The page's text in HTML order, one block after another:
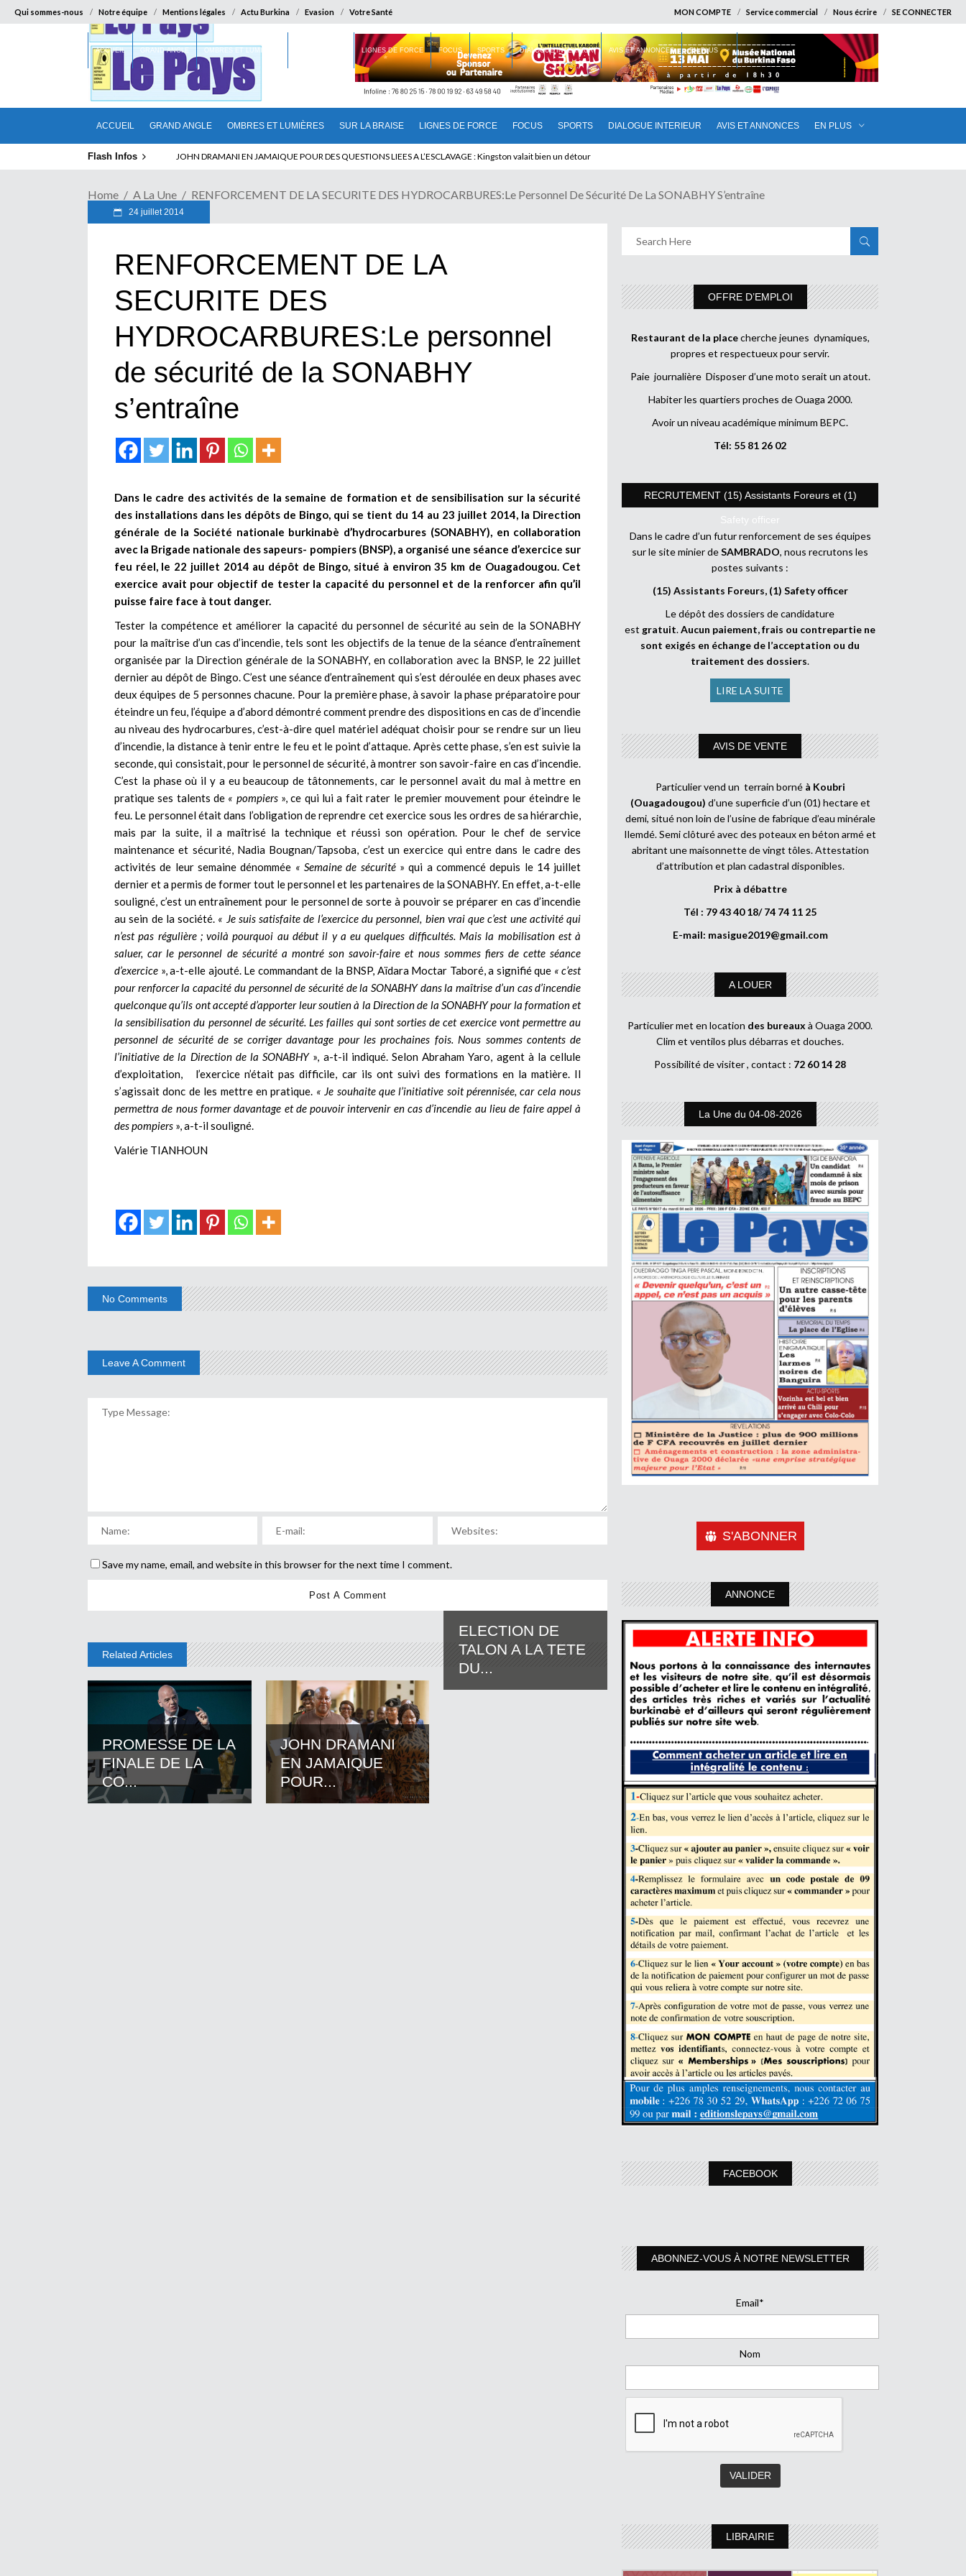
Qui sommes-nous Notre équipe Mentions légales Actu Burkina Evasion Votre Santé MON COMPTE Service commercial Nous écrire SE CONNECTER
ACCUEIL GRAND ANGLE OMBRES ET LUMIÈRES SUR LA BRAISE LIGNES DE FORCE FOCUS SPORTS DIALOGUE INTERIEUR AVIS ET ANNONCES EN PLUS
ACCUEIL GRAND ANGLE OMBRES ET LUMIÈRES LIGNES DE FORCE FOCUS SPORTS DIALOGUE INTERIEUR AVIS ET ANNONCES EN PLUS
Flash Infos ELECTION DE TALON A LA TETE DU SENAT BENINOIS : Quand Patrice quitte le pouvoir sans partir !
Home A La Une RENFORCEMENT DE LA SECURITE DES HYDROCARBURES:Le Personnel De Sécurité De La SONABHY S’entraîne
24 juillet 2014
RENFORCEMENT DE LA
SECURITE DES
HYDROCARBURES:Le personnel
de sécurité de la SONABHY
s’entraîne
Dans le cadre des activités de la semaine de formation et de sensibilisation sur la sécurité
des installations dans les dépôts de Bingo, qui se tient du 14 au 23 juillet 2014, la Direction
générale de la Société nationale burkinabè d’hydrocarbures (SONABHY), en collaboration
avec la Brigade nationale des sapeurs- pompiers (BNSP), a organisé une séance d’exercice sur
feu réel, le 22 juillet 2014 au dépôt de Bingo, situé à environ 35 km de Ouagadougou. Cet
exercice avait pour objectif de tester la capacité du personnel et de la renforcer afin qu’il
puisse faire face à tout danger.
Tester la compétence et améliorer la capacité du personnel de sécurité au sein de la SONABHY
pour la maîtrise d’un cas d’incendie, tels sont les objectifs de la tenue de la séance d’entraînement
organisée par la Direction générale de la SONABHY, en collaboration avec la BNSP, le 22 juillet
dernier au dépôt de Bingo. C’est une séance d’entraînement qui s’est déroulée en deux phases avec
deux équipes de 5 personnes chacune. Pour la première phase, à savoir la phase préparatoire pour
éteindre un feu, l’équipe a d’abord démontré comment prendre des dispositions en cas de d’incendie
au niveau des hydrocarbures, c’est-à-dire quel matériel adéquat choisir pour se rendre sur un lieu
d’incendie, la distance à tenir entre le feu et le point d’attaque. Après cette phase, s’en est suivie la
seconde, qui consistait, pour le personnel de sécurité, à montrer son savoir-faire en cas d’incendie.
C’est la phase où il y a eu beaucoup de tâtonnements, car le personnel avait du mal à mettre en
pratique ses talents de « pompiers », ce qui lui a fait rater le premier mouvement pour éteindre le
feu. Le personnel était dans l’obligation de reprendre cet exercice sous les ordres de sa hiérarchie,
mais par la suite, il a maîtrisé la technique et réussi son opération. Pour le chef de service
maintenance et sécurité, Nadia Bougnan/Tapsoba, c’est un exercice qui entre dans le cadre des
activités de leur semaine dénommée « Semaine de sécurité » qui a commencé depuis le 14 juillet
dernier et a permis de former tout le personnel et les partenaires de la SONABHY. En effet, a-t-elle
souligné, c’est un entraînement pour le personnel de sorte à pouvoir se préparer en cas d’incendie
au sein de la société. « Je suis satisfaite de l’exercice du personnel, bien vrai que c’est une activité qui
n’est pas régulière ; voilà pourquoi au début il y a eu quelques difficultés. Mais la mobilisation est à
saluer, car le personnel de sécurité a montré son savoir-faire et nous sommes fiers de cette séance
d’exercice », a-t-elle ajouté. Le commandant de la BNSP, Aïdara Moctar Taboré, a signifié que « c’est
pour renforcer la capacité du personnel de sécurité de la SONABHY dans la maîtrise d’un cas d’incendie
quelconque qu’ils ont accepté d’apporter leur soutien à la Direction de la SONABHY pour la formation et
la sensibilisation du personnel de sécurité. Les failles qui sont sorties de cet exercice vont permettre au
personnel de sécurité de se corriger davantage pour les prochaines fois. Nous sommes contents de
l’initiative de la Direction de la SONABHY», a-t-il indiqué. Selon Abraham Yaro, agent à la cellule
d’exploitation, l’exercice n’était pas difficile, car ils ont suivi des formations en la matière. Il
s’agissait donc de les mettre en pratique. « Je souhaite que l’initiative soit pérennisée, car cela nous
permettra de nous former davantage et de pouvoir intervenir en cas d’incendie au lieu de faire appel à
des pompiers », a-t-il souligné.
Valérie TIANHOUN
No Comments
Leave A Comment
Save my name, email, and website in this browser for the next time I comment.
Related Articles
PROMESSE DE LA
FINALE DE LA
CO...
JOHN DRAMANI
EN JAMAIQUE
POUR...
ELECTION DE
TALON A LA TETE
DU...
OFFRE D’EMPLOI
Restaurant de la placecherche jeunes dynamiques,
propres et respectueux pour servir.
Paie journalière Disposer d’une moto serait un atout.
Habiter les quartiers proches de Ouaga 2000.
Avoir un niveau académique minimum BEPC.
Tél: 55 81 26 02
RECRUTEMENT (15) Assistants Foreurs et (1)
Safety officer
Dans le cadre d’un futur renforcement de ses équipes
sur le site minier deSAMBRADO, nous recrutons les
postes suivants :
(15) Assistants Foreurs, (1) Safety officer
Le dépôt des dossiers de candidature
est gratuit.Aucun paiement, frais ou contrepartie ne
sont exigés en échange de l’acceptation ou du
traitement des dossiers.
LIRE LA SUITE
AVIS DE VENTE
Particulier vend un terrain borné à Koubri
(Ouagadougou) d’une superficie d’un (01) hectare et
demi, situé non loin de l’usine de fabrique d’eau minérale
Ilemdé. Semi clôturé avec des poteaux en béton armé et
abritant une maisonnette de vingt tôles. Attestation
d’attribution et plan cadastral disponibles.
Prix à débattre
Tél : 79 43 40 18/ 74 74 11 25
E-mail: masigue2019@gmail.com
A LOUER
Particulier met en location des bureaux à Ouaga 2000.
Clim et ventilos plus débarras et douches.
Possibilité de visiter , contact : 72 60 14 28
La Une du 04-08-2026
S'ABONNER
ANNONCE
FACEBOOK
ABONNEZ-VOUS À NOTRE NEWSLETTER
Email*
Nom
LIBRAIRIE